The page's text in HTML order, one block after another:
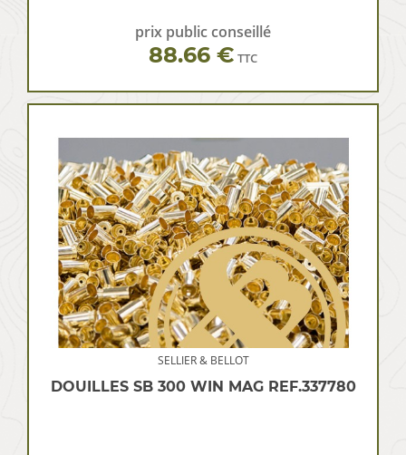
prix public conseillé
88.66 € TTC
SELLIER & BELLOT
DOUILLES SB 300 WIN MAG REF.337780